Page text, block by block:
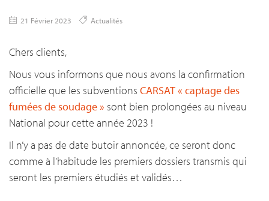
21 Février 2023 Actualités
Chers clients,
Nous vous informons que nous avons la confirmation
officielle que les subventions CARSAT « captage des
fuméesde soudage » sont bien prolongées au niveau
National pour cette année 2023 !
Il n’y a pas de date butoir annoncée, ce seront donc
comme à l’habitude les premiers dossiers transmis qui
seront les premiers étudiés et validés…